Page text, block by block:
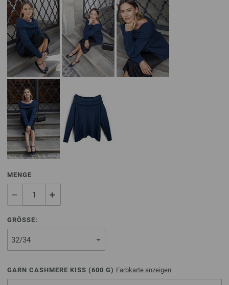
MENGE
GRÖSSE:
GARN CASHMERE KISS (600 G) Farbkarte anzeigen